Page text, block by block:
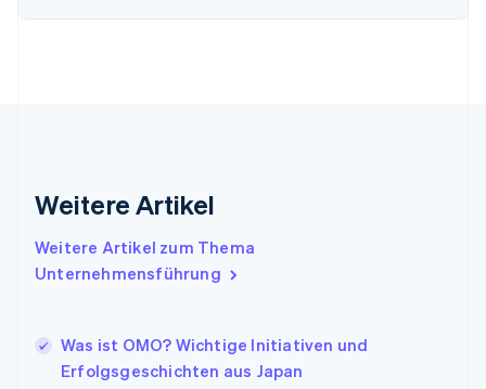
Weitere Artikel
Weitere Artikel zum Thema
Unternehmensführung
Was ist OMO? Wichtige Initiativen und
Erfolgsgeschichten aus Japan
English
Indien
English
Irland
ItalianoEnglish
Japan